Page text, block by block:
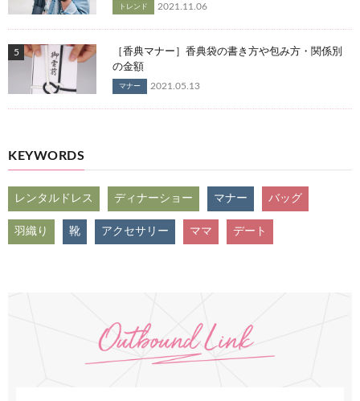
トレンド 2021.11.06
［香典マナー］香典袋の書き方や包み方・関係別
の金額
マナー 2021.05.13
KEYWORDS
レンタルドレス ディナーショー マナー バッグ
羽織り 靴 アクセサリー ママ デート